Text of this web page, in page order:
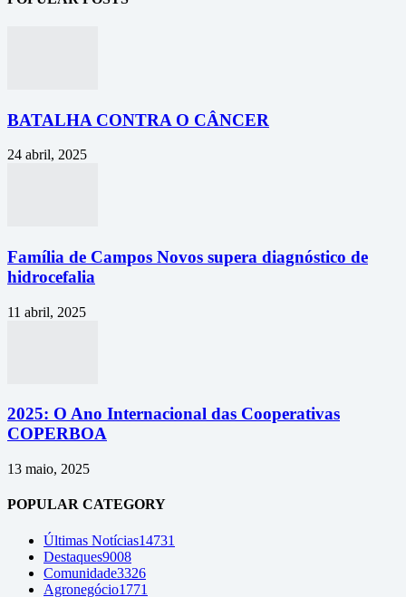
BATALHA CONTRA O CÂNCER
24 abril, 2025
Família de Campos Novos supera diagnóstico de
hidrocefalia
11 abril, 2025
2025: O Ano Internacional das Cooperativas
COPERBOA
13 maio, 2025
POPULAR CATEGORY
Últimas Notícias14731
Destaques9008
Comunidade3326
Agronegócio1771